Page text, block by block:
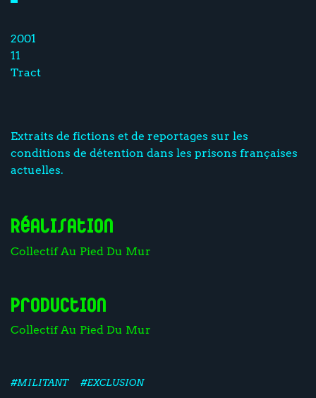
2001
11
Tract
Extraits de fictions et de reportages sur les
conditions de détention dans les prisons françaises
actuelles.
Réalisation
Collectif Au Pied Du Mur
Production
Collectif Au Pied Du Mur
#MILITANT #EXCLUSION